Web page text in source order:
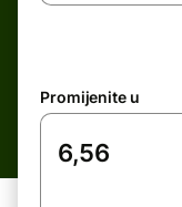
Promijenite u